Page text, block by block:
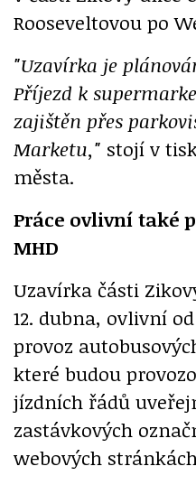
Rooseveltovou po
"Uzavírka je
Příjezd k
zajištěn přes
Marketu," stojí v
města.
Práce ovlivní také
MHD
Uzavírka části
12. dubna, ovlivní
provoz
které budou
jízdních řádů
zastávkových
webových stránkách